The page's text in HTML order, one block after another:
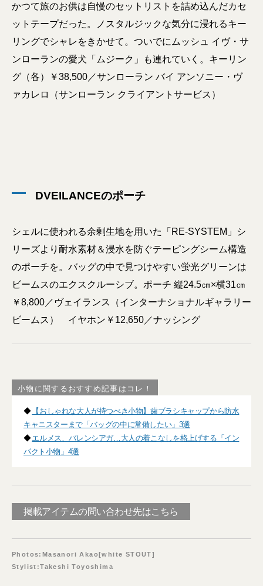
かつて旅のお供は自慢のセットリストを詰め込んだカセ
ットテープだった。ノスタルジックな気分に浸れるキー
リングでシャレをきかせて。ついでにムッシュ イヴ・サ
ンローランの愛犬「ムジーク」も連れていく。キーリン
グ（各）￥38,500／サンローラン バイ アンソニー・ヴ
ァカレロ（サンローラン クライアントサービス）
DVEILANCEのポーチ
シェルに使われる余剰生地を用いた「RE-SYSTEM」シ
リーズより耐水素材＆浸水を防ぐテーピングシーム構造
のポーチを。バッグの中で見つけやすい蛍光グリーンは
ビームスのエクスクルーシブ。ポーチ 縦24.5㎝×横31㎝
￥8,800／ヴェイランス（インターナショナルギャラリー
ビームス） イヤホン￥12,650／ナッシング
小物に関するおすすめ記事はコレ！
◆ 【おしゃれな大人が持つべき小物】歯ブラシキャップから防水
キャニスターまで「バッグの中に常備したい」3選
◆エルメス、バレンシアガ…大人の着こなしを格上げする「イン
パクト小物」4選
掲載アイテムの問い合わせ先はこちら
Photos:Masanori Akao[white STOUT]
Stylist:Takeshi Toyoshima